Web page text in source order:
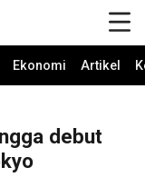
Ekonomi Artikel
debut